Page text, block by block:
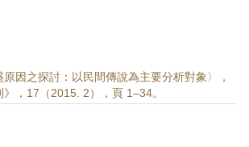
原因之探討：以民間傳說為主要分析對象〉，
》，17（2015. 2），頁 1–34。